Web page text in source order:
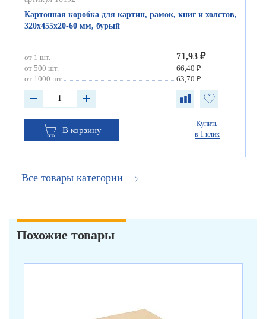
Картонная коробка для картин, рамок, книг и холстов,
320х455х20-60 мм, бурый
от 1 шт. 71,93 ₽
от 500 шт.
66,40 ₽
от 1000 шт.
63,70 ₽
В корзину
Купить
в 1 клик
Все товары категории
Похожие товары